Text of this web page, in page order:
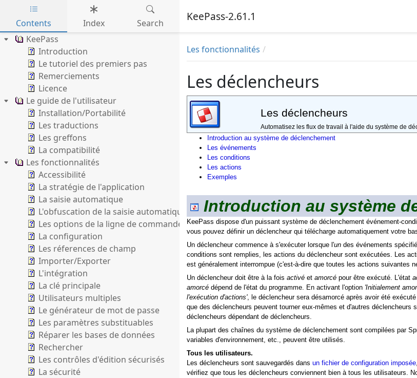
Skip to main content
KeePass-2.61.1
Contents Index
Search
KeePass
Introduction
Le tutoriel des premiers pas
Remerciements
Licence
Le guide de l'utilisateur
Installation/Portabilité
Les traductions
Les greffons
La compatibilité
Les fonctionnalités
Accessibilité
La stratégie de l'application
La saisie automatique
L'obfuscation de la saisie automatique
Les options de la ligne de commande
La configuration
Les réferences de champ
Importer/Exporter
L'intégration
La clé principale
Utilisateurs multiples
Le générateur de mot de passe
Les paramètres substituables
Réparer les bases de données
Rechercher
Les contrôles d'édition sécurisés
La sécurité
Les fonctionnalités
Les déclencheurs
Les déclencheurs
Automatisez les flux de travail à l'aide du système de
Introduction au système de déclenchement
Les événements
Les conditions
Les actions
Exemples
Introduction au système
KeePass dispose d'un puissant système de déclenchement événement-
vous pouvez définir un déclencheur qui télécharge automatiquement votre
Un déclencheur commence à s'exécuter lorsque l'un des événements
conditions sont remplies, les actions du déclencheur sont exécutées. Les
est généralement interrompue (c'est-à-dire que toutes les actions suivantes
Un déclencheur doit être à la fois activé et amorcé pour être exécuté. L'état
amorcé dépend de l'état du programme. En activant l'option 'Initialement
l'exécution d'actions', le déclencheur sera désamorcé après avoir été
que des déclencheurs peuvent tourner eux-mêmes et d'autres
déclencheurs dépendant de déclencheurs.
La plupart des chaînes du système de déclenchement sont compilées par
variables d'environnement, etc., peuvent être utilisés.
Tous les utilisateurs.
Les déclencheurs sont sauvegardés dans un fichier de configuration imposée
vérifiez que tous les déclencheurs conviennent bien à tous les utilisateurs.